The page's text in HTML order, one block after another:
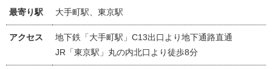
最寄り駅 大手町駅、東京駅
アクセス
地下鉄「大手町駅」C13出口より地下通路直通
JR「東京駅」丸の内北口より徒歩8分